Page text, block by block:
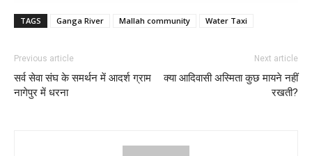
TAGS Ganga River Mallah community Water Taxi
Previous article
सर्व सेवा संघ के समर्थन में आदर्श ग्राम
नागेपुर में धरना
Next article
क्या आदिवासी अस्मिता कुछ मायने नहीं
रखती?